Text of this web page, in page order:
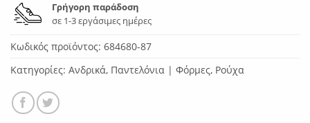
Γρήγορη παράδοση
σε 1-3 εργάσιμες ημέρες
Κωδικός προϊόντος: 684680-87
Κατηγορίες: Ανδρικά, Παντελόνια | Φόρμες, Ρούχα